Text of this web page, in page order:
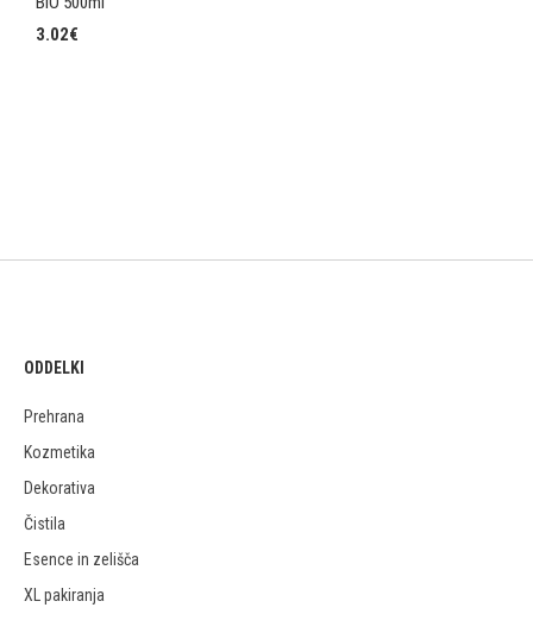
3.02€
ODDELKI
Prehrana
Kozmetika
Dekorativa
Čistila
Esence in zelišča
XL pakiranja